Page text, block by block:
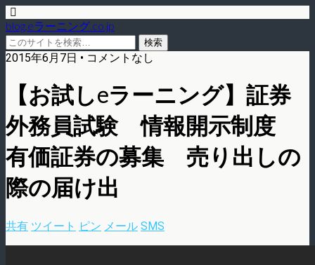
blog.eラーニング.co.jp
2015年6月7日 • コメントなし
【お試しeラーニング】証券
外務員試験 情報開示制度
有価証券の募集 売り出しの
際の届け出
共有 ツイート ピン メール SMS